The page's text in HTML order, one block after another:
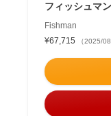
フィッシュマ
Fishman
¥67,715
（2025/